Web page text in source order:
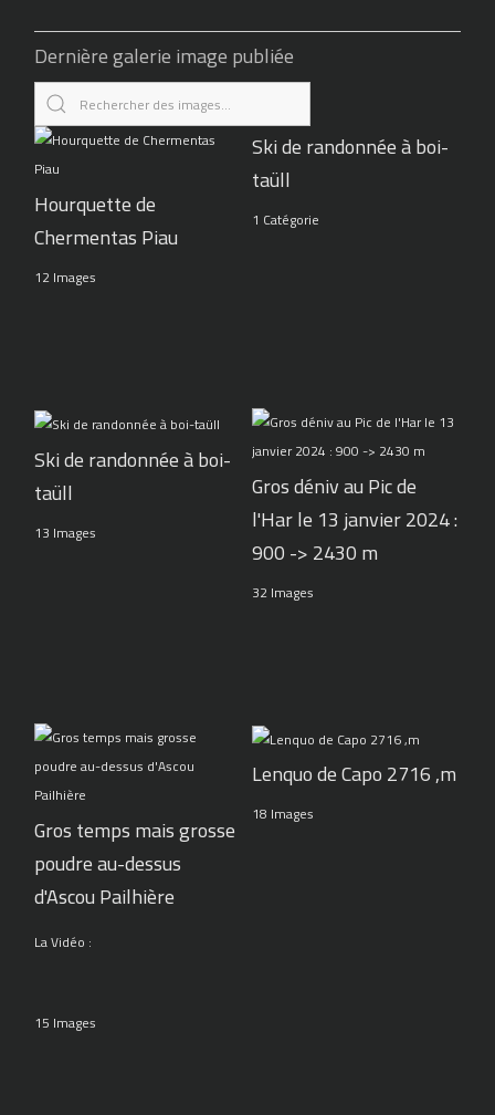
Dernière galerie image publiée
Hourquette de
Chermentas Piau
12 Images
Ski de randonnée à boi-
taüll
1 Catégorie
Ski de randonnée à boi-
taüll
13 Images
Gros déniv au Pic de
l'Har le 13 janvier 2024 :
900 -> 2430 m
32 Images
Gros temps mais grosse
poudre au-dessus
d'Ascou Pailhière
La Vidéo :
15 Images
Lenquo de Capo 2716 ,m
18 Images